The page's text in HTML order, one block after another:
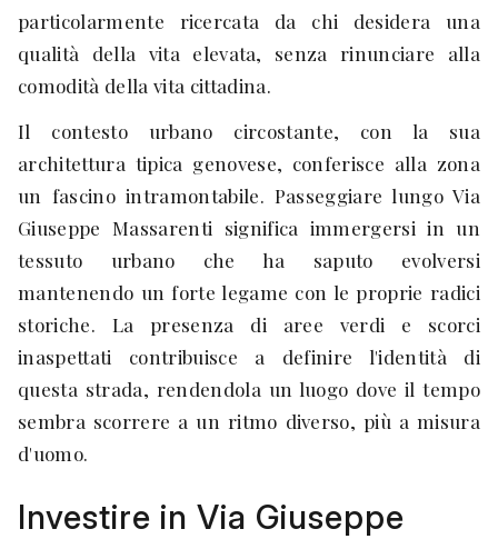
particolarmente ricercata da chi desidera una
qualità della vita elevata, senza rinunciare alla
comodità della vita cittadina.
Il contesto urbano circostante, con la sua
architettura tipica genovese, conferisce alla zona
un fascino intramontabile. Passeggiare lungo Via
Giuseppe Massarenti significa immergersi in un
tessuto urbano che ha saputo evolversi
mantenendo un forte legame con le proprie radici
storiche. La presenza di aree verdi e scorci
inaspettati contribuisce a definire l'identità di
questa strada, rendendola un luogo dove il tempo
sembra scorrere a un ritmo diverso, più a misura
d'uomo.
Investire in Via Giuseppe